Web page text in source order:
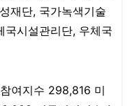
재단, 국가녹색기술
국시설관리단, 우체국
여지수 298,816 미